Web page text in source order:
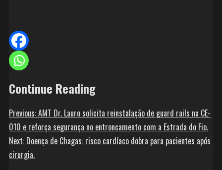
Continue Reading
Previous:AMT Dr. Lauro solicita reinstalação de guard rails na CE-
010 e reforça segurança no entroncamento com a Estrada do Fio.
Next: Doença de Chagas: risco cardíaco dobra para pacientes após
cirurgia.